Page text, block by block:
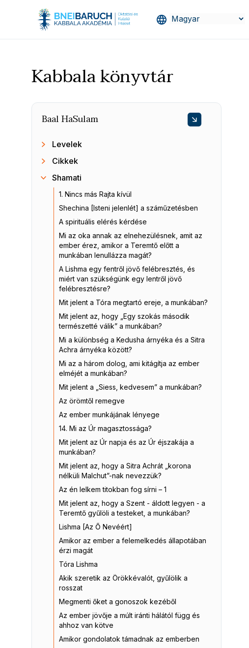
Kabbala könyvtár
Baal HaSulam
Levelek
Cikkek
Shamati
1. Nincs más Rajta kívül
Shechina [Isteni jelenlét] a száműzetésben
A spirituális elérés kérdése
Mi az oka annak az elnehezülésnek, amit az
ember érez, amikor a Teremtő előtt a
munkában lenullázza magát?
A Lishma egy fentről jövő felébresztés, és
miért van szükségünk egy lentről jövő
felébresztésre?
Mit jelent a Tóra megtartó ereje, a munkában?
Mit jelent az, hogy „Egy szokás második
természetté válik” a munkában?
Mi a különbség a Kedusha árnyéka és a Sitra
Achra árnyéka között?
Mi az a három dolog, ami kitágítja az ember
elméjét a munkában?
Mit jelent a „Siess, kedvesem” a munkában?
Az örömtől remegve
Az ember munkájának lényege
14. Mi az Úr magasztossága?
Mit jelent az Úr napja és az Úr éjszakája a
munkában?
Mit jelent az, hogy a Sitra Achrát „korona
nélküli Malchut”-nak nevezzük?
Az én lelkem titokban fog sírni – 1
Mit jelent az, hogy a Szent - áldott legyen - a
Teremtő gyűlöli a testeket, a munkában?
Lishma [Az Ő Nevéért]
Amikor az ember a felemelkedés állapotában
érzi magát
Tóra Lishma
Akik szeretik az Örökkévalót, gyűlölik a
rosszat
Megmenti őket a gonoszok kezéből
Az ember jövője a múlt iránti hálától függ és
ahhoz van kötve
Amikor gondolatok támadnak az emberben